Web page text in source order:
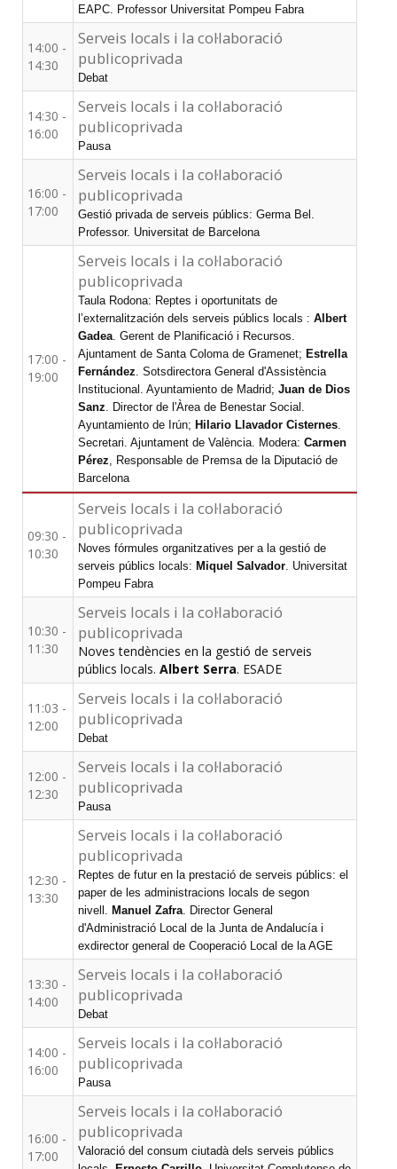
EAPC. Professor Universitat Pompeu Fabra
14:00 -
14:30
Serveis locals i la col·laboració
publicoprivada
Debat
14:30 -
16:00
Serveis locals i la col·laboració
publicoprivada
Pausa
16:00 -
17:00
Serveis locals i la col·laboració
publicoprivada
Gestió privada de serveis públics: Germa Bel.
Professor. Universitat de Barcelona
17:00 -
19:00
Serveis locals i la col·laboració
publicoprivada
Taula Rodona: Reptes i oportunitats de
l’externalitzación dels serveis públics locals : Albert
Gadea. Gerent de Planificació i Recursos.
Ajuntament de Santa Coloma de Gramenet; Estrella
Fernández. Sotsdirectora General d'Assistència
Institucional. Ayuntamiento de Madrid; Juan de Dios
Sanz. Director de l'Àrea de Benestar Social.
Ayuntamiento de Irún; Hilario Llavador Cisternes.
Secretari. Ajuntament de València. Modera: Carmen
Pérez, Responsable de Premsa de la Diputació de
Barcelona
09:30 -
10:30
Serveis locals i la col·laboració
publicoprivada
Noves fórmules organitzatives per a la gestió de
serveis públics locals: Miquel Salvador. Universitat
Pompeu Fabra
10:30 -
11:30
Serveis locals i la col·laboració
publicoprivada
Noves tendències en la gestió de serveis
públics locals. Albert Serra. ESADE
11:03 -
12:00
Serveis locals i la col·laboració
publicoprivada
Debat
12:00 -
12:30
Serveis locals i la col·laboració
publicoprivada
Pausa
12:30 -
13:30
Serveis locals i la col·laboració
publicoprivada
Reptes de futur en la prestació de serveis públics: el
paper de les administracions locals de segon
nivell. Manuel Zafra. Director General
d'Administració Local de la Junta de Andalucía i
exdirector general de Cooperació Local de la AGE
13:30 -
14:00
Serveis locals i la col·laboració
publicoprivada
Debat
14:00 -
16:00
Serveis locals i la col·laboració
publicoprivada
Pausa
16:00 -
17:00
Serveis locals i la col·laboració
publicoprivada
Valoració del consum ciutadà dels serveis públics